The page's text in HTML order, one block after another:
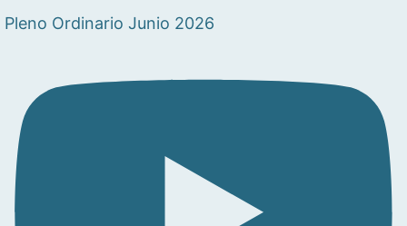
Pleno Ordinario Junio 2026